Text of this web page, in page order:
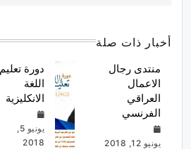
أخبار ذات صلة
منتدى رجال
الاعمال
العراقي
الفرنسي
يونيو 12, 2018
دورة تعليم
اللغة
الانكليزية
يونيو 5,
2018